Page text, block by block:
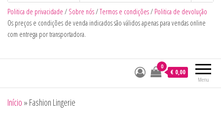
Politica de privacidade / Sobre nós/Termos e condições/ Politica de devolução
Os preços e condições de venda indicados são válidos apenas para vendas online
com entrega por transportadora.
Menu
0
€ 0,00
Início » Fashion Lingerie